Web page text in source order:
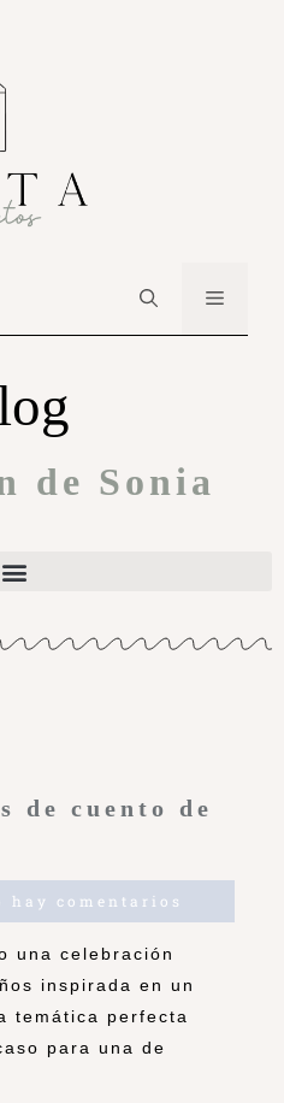
de Sonia
de cuento de
hay comentarios
una celebración
inspirada en un
temática perfecta
para una de